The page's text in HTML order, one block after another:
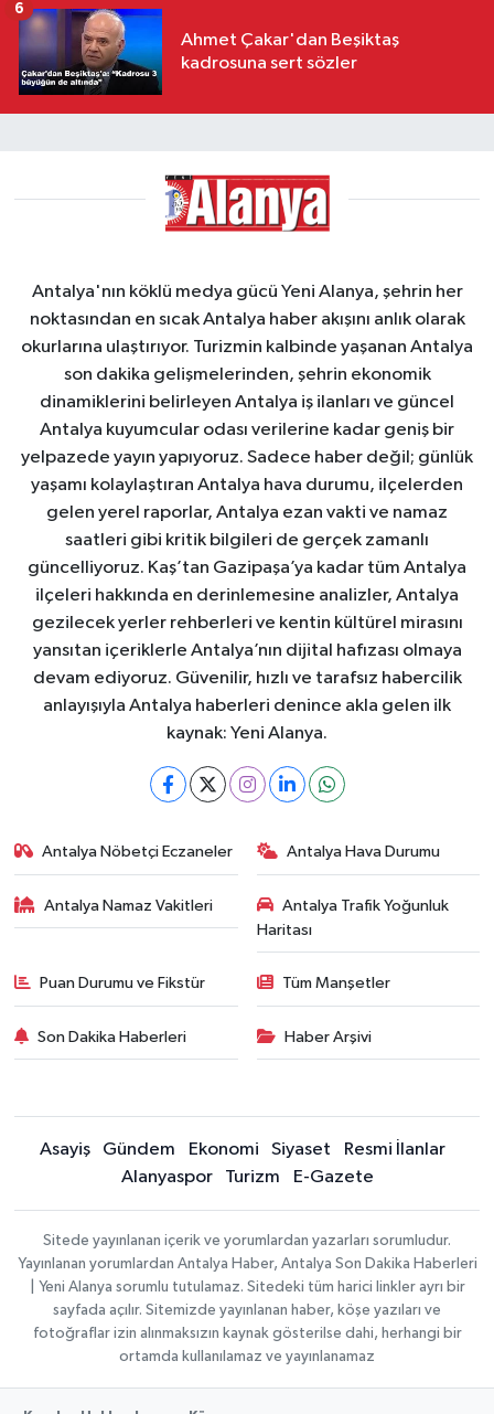
Ahmet Çakar'dan Beşiktaş
kadrosuna sert sözler
6
Antalya'nın köklü medya gücü Yeni Alanya, şehrin her
noktasından en sıcak Antalya haber akışını anlık olarak
okurlarına ulaştırıyor. Turizmin kalbinde yaşanan Antalya
son dakika gelişmelerinden, şehrin ekonomik
dinamiklerini belirleyen Antalya iş ilanları ve güncel
Antalya kuyumcular odası verilerine kadar geniş bir
yelpazede yayın yapıyoruz. Sadece haber değil; günlük
yaşamı kolaylaştıran Antalya hava durumu, ilçelerden
gelen yerel raporlar, Antalya ezan vakti ve namaz
saatleri gibi kritik bilgileri de gerçek zamanlı
güncelliyoruz. Kaş’tan Gazipaşa’ya kadar tüm Antalya
ilçeleri hakkında en derinlemesine analizler, Antalya
gezilecek yerler rehberleri ve kentin kültürel mirasını
yansıtan içeriklerle Antalya’nın dijital hafızası olmaya
devam ediyoruz. Güvenilir, hızlı ve tarafsız habercilik
anlayışıyla Antalya haberleri denince akla gelen ilk
kaynak: Yeni Alanya.
Antalya Nöbetçi Eczaneler Antalya Hava Durumu
Antalya Namaz Vakitleri
Antalya Trafik Yoğunluk
Haritası
Puan Durumu ve Fikstür Tüm Manşetler
Son Dakika Haberleri Haber Arşivi
Asayiş Gündem Ekonomi Siyaset
Resmi İlanlar
Alanyaspor
Turizm E-Gazete
Sitede yayınlanan içerik ve yorumlardan yazarları sorumludur.
Yayınlanan yorumlardan Antalya Haber, Antalya Son Dakika Haberleri
| Yeni Alanya sorumlu tutulamaz. Sitedeki tüm harici linkler ayrı bir
sayfada açılır. Sitemizde yayınlanan haber, köşe yazıları ve
fotoğraflar izin alınmaksızın kaynak gösterilse dahi, herhangi bir
ortamda kullanılamaz ve yayınlanamaz